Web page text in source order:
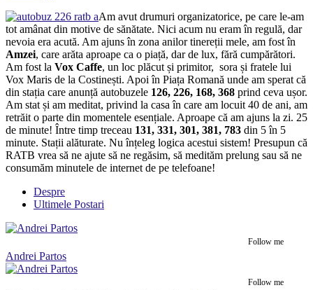
Am avut drumuri organizatorice, pe care le-am
tot amânat din motive de sănătate. Nici acum nu eram în regulă, dar
nevoia era acută. Am ajuns în zona anilor tinereții mele, am fost în
Amzei, care arăta aproape ca o piață, dar de lux, fără cumpărători.
Am fost la Vox Caffe, un loc plăcut și primitor, sora și fratele lui
Vox Maris de la Costinești. Apoi în Piața Romană unde am sperat că
din stația care anunță autobuzele 126, 226, 168, 368 prind ceva ușor.
Am stat și am meditat, privind la casa în care am locuit 40 de ani, am
retrăit o parte din momentele esențiale. Aproape că am ajuns la zi. 25
de minute! Între timp treceau 131, 331, 301, 381, 783 din 5 în 5
minute. Stații alăturate. Nu înțeleg logica acestui sistem! Presupun că
RATB vrea să ne ajute să ne regăsim, să medităm prelung sau să ne
consumăm minutele de internet de pe telefoane!
Despre
Ultimele Postari
Follow me
Andrei Partos
Follow me